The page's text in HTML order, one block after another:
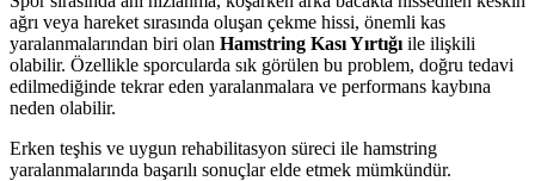
ağrı veya hareket sırasında oluşan çekme hissi, önemli kas
yaralanmalarından biri olan Hamstring Kası Yırtığı ile ilişkili
olabilir. Özellikle sporcularda sık görülen bu problem, doğru tedavi
edilmediğinde tekrar eden yaralanmalara ve performans kaybına
neden olabilir.
Erken teşhis ve uygun rehabilitasyon süreci ile hamstring
yaralanmalarında başarılı sonuçlar elde etmek mümkündür.